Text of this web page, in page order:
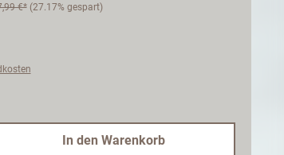
€* (27.17% gespart)
In den Warenkorb